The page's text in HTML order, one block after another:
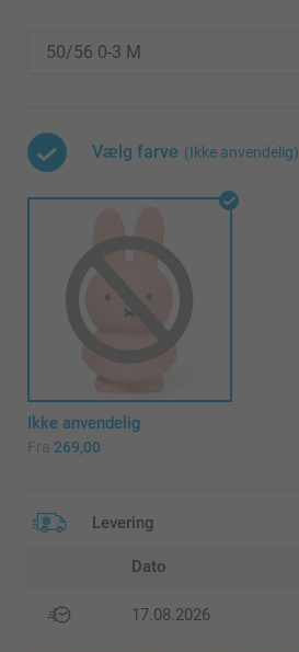
Vælg farve (Ikke anvendelig)
Ikke anvendelig
Fra 269,00
Levering
Dato
17.08.2026